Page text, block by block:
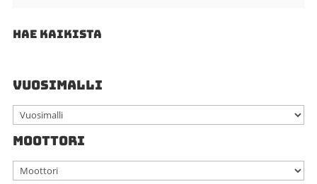
HAE KAIKISTA
VUOSIMALLI
MOOTTORI